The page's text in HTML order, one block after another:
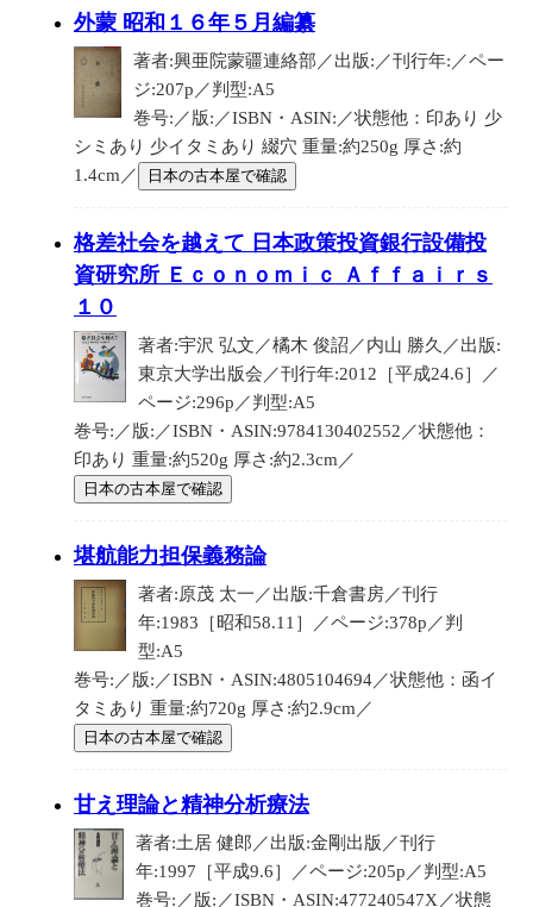
外蒙 昭和１６年５月編纂
著者:興亜院蒙疆連絡部／出版:／刊行年:／ペー
ジ:207p／判型:A5
巻号:／版:／ISBN・ASIN:／状態他：印あり 少
シミあり 少イタミあり 綴穴 重量:約250g 厚さ:約
1.4cm／
日本の古本屋で確認
格差社会を越えて 日本政策投資銀行設備投
資研究所 Ｅｃｏｎｏｍｉｃ Ａｆｆａｉｒｓ
１０
著者:宇沢 弘文／橘木 俊詔／内山 勝久／出版:
東京大学出版会／刊行年:2012［平成24.6］／
ページ:296p／判型:A5
巻号:／版:／ISBN・ASIN:9784130402552／状態他：
印あり 重量:約520g 厚さ:約2.3cm／
日本の古本屋で確認
堪航能力担保義務論
著者:原茂 太一／出版:千倉書房／刊行
年:1983［昭和58.11］／ページ:378p／判
型:A5
巻号:／版:／ISBN・ASIN:4805104694／状態他：函イ
タミあり 重量:約720g 厚さ:約2.9cm／
日本の古本屋で確認
甘え理論と精神分析療法
著者:土居 健郎／出版:金剛出版／刊行
年:1997［平成9.6］／ページ:205p／判型:A5
巻号:／版:／ISBN・ASIN:477240547X／状態